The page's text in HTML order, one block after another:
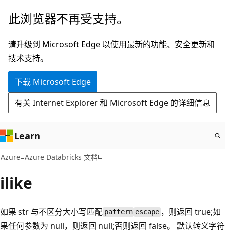
跳
主
要
内
此浏览器不再受支持。
请升级到 Microsoft Edge 以使用最新的功能、安全更新和
技术支持。
下载 Microsoft Edge
有关 Internet Explorer 和 Microsoft Edge 的详细信息
Learn
Azure Azure Databricks 文档
ilike
如果 str 与不区分大小写匹配 pattern escape ，则返回 true;如
果任何参数为 null，则返回 null;否则返回 false。 默认转义字符